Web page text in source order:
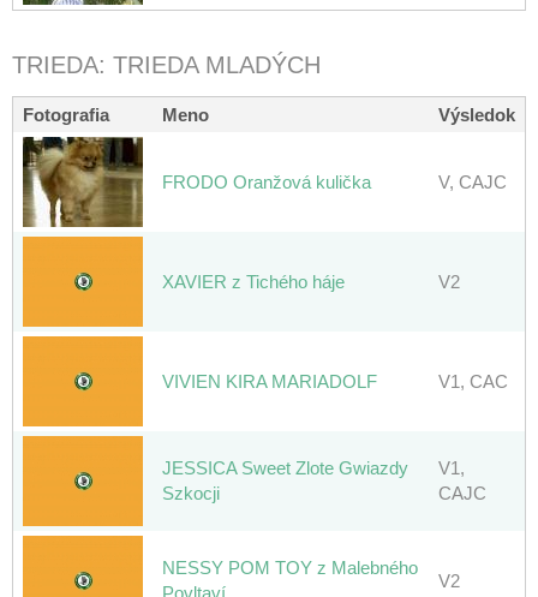
TRIEDA: TRIEDA MLADÝCH
Fotografia Meno Výsledok
FRODO Oranžová kulička V, CAJC
XAVIER z Tichého háje V2
VIVIEN KIRA MARIADOLF V1, CAC
JESSICA Sweet Zlote Gwiazdy
Szkocji
V1,
CAJC
NESSY POM TOY z Malebného
V2